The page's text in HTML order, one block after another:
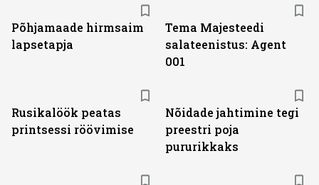
Põhjamaade hirmsaim
lapsetapja
Tema Majesteedi
salateenistus: Agent
001
Rusikalöök peatas
printsessi röövimise
Nõidade jahtimine tegi
preestri poja
pururikkaks